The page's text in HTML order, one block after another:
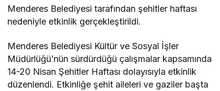
Menderes Belediyesi tarafından şehitler haftası
nedeniyle etkinlik gerçekleştirildi.
Menderes Belediyesi Kültür ve Sosyal İşler
Müdürlüğü’nün sürdürdüğü çalışmalar kapsamında
14-20 Nisan Şehitler Haftası dolayısıyla etkinlik
düzenlendi. Etkinliğe şehit aileleri ve gaziler başta